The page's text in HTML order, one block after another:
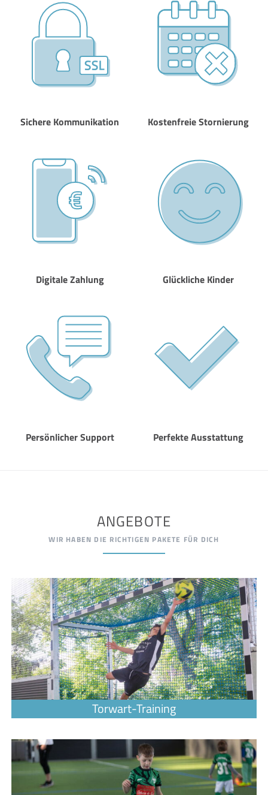
Sichere Kommunikation Kostenfreie Stornierung
Digitale Zahlung Glückliche Kinder
Persönlicher Support Perfekte Ausstattung
ANGEBOTE
WIR HABEN DIE RICHTIGEN PAKETE FÜR DICH